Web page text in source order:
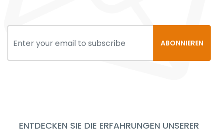
ABONNIEREN
ENTDECKEN SIE DIE ERFAHRUNGEN UNSERER